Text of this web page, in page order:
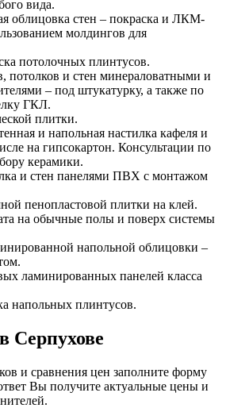
вида.
облицовка стен – покраска и ЛКМ-
молдингов для
потолочных плинтусов.
потолков и стен минераловатными и
– под штукатурку, а также по
ГКЛ.
плитки.
и напольная настилка кафеля и
на гипсокартон. Консультации по
керамики.
и стен панелями ПВХ с монтажом
пенопластовой плитки на клей.
на обычные полы и поверх системы
напольной облицовки –
ламинированных панелей класса
напольных плинтусов.
Серпухове
и сравнения цен заполните форму
Вы получите актуальные цены и